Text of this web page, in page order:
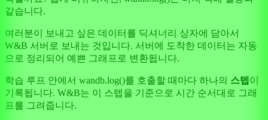
같습니다.
여러분이 보내고 싶은 데이터를 딕셔너리 상자에 담아서
W&B 서버로 보내는 것입니다. 서버에 도착한 데이터는 자동
으로 정리되어 예쁜 그래프로 변환됩니다.
학습 루프 안에서 wandb.log()를 호출할 때마다 하나의 스텝 이
기록됩니다. W&B는 이 스텝을 기준으로 시간 순서대로 그래
프를 그려줍니다.